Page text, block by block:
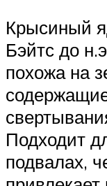
Крысиный
Бэйтс до
похожа на
Подходит
подвалах,